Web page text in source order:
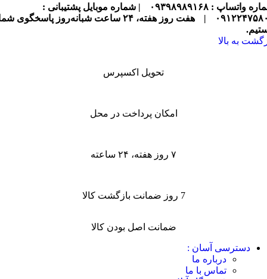
واتساپ : ۰۹۳۹۸۹۸۹۱۶۸
| شماره موبایل پشتیبانی :
|
هفت روز هفته، ۲۴ ساعت شبانه‌روز پاسخگوی
به بالا
تحویل اکسپرس
امکان پرداخت در محل
۷ روز هفته، ۲۴ ساعته
7 روز ضمانت بازگشت کالا
ضمانت اصل بودن کالا
دسترسی آسان :
درباره ما
تماس با ما